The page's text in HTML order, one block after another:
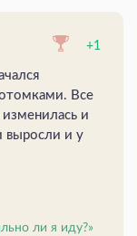
+1
Все
и
выросли и у
ли я иду?»